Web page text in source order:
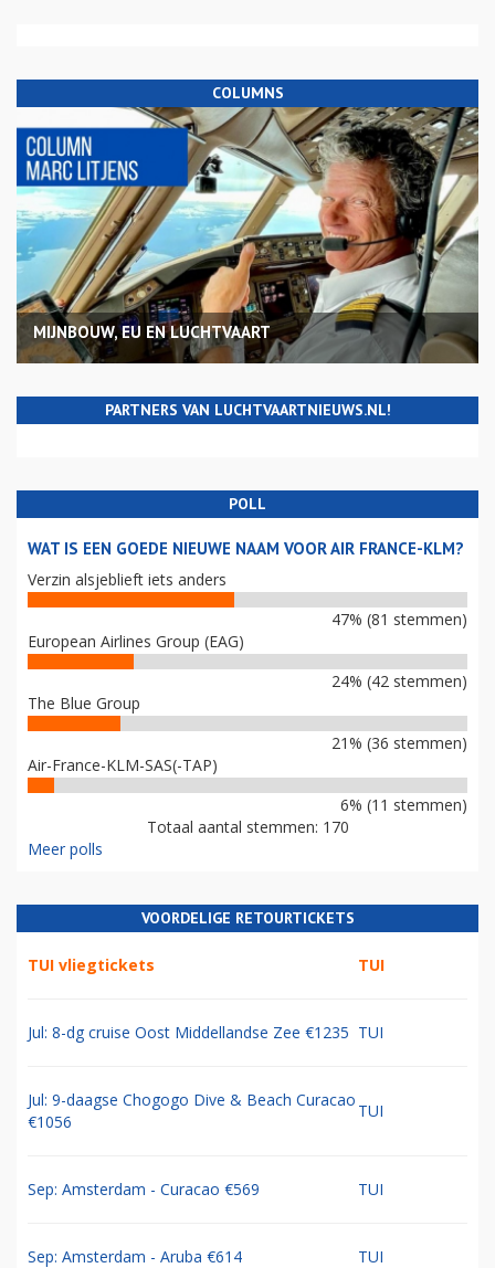
COLUMNS
MIJNBOUW, EU EN LUCHTVAART
PARTNERS VAN LUCHTVAARTNIEUWS.NL!
POLL
WAT IS EEN GOEDE NIEUWE NAAM VOOR AIR FRANCE-KLM?
Verzin alsjeblieft iets anders
47% (81 stemmen)
European Airlines Group (EAG)
24% (42 stemmen)
The Blue Group
21% (36 stemmen)
Air-France-KLM-SAS(-TAP)
6% (11 stemmen)
Totaal aantal stemmen: 170
Meer polls
VOORDELIGE RETOURTICKETS
TUI vliegtickets TUI
Jul: 8-dg cruise Oost Middellandse Zee €1235 TUI
Jul: 9-daagse Chogogo Dive & Beach Curacao
€1056
TUI
Sep: Amsterdam - Curacao €569 TUI
Sep: Amsterdam - Aruba €614 TUI